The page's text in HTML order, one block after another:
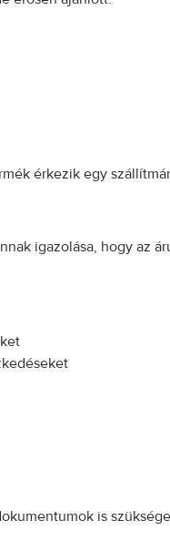
érkezik egy
igazolása, hogy az
is